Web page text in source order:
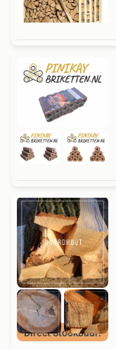
Direct Stookbaar!